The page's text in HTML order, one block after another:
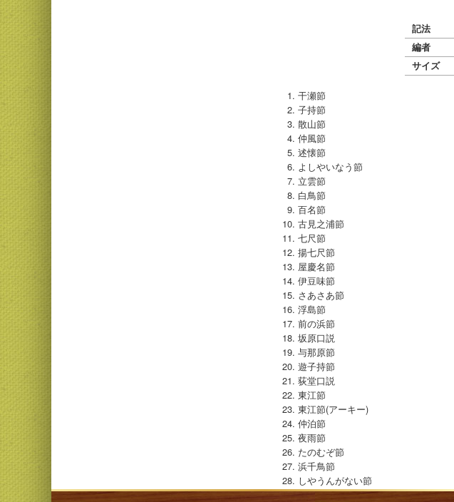
記法
編者
サイズ
干瀬節
子持節
散山節
仲風節
述懐節
よしやいなう節
立雲節
白鳥節
百名節
古見之浦節
七尺節
揚七尺節
屋慶名節
伊豆味節
さあさあ節
浮島節
前の浜節
坂原口説
与那原節
遊子持節
荻堂口説
東江節
東江節(アーキー)
仲泊節
夜雨節
たのむぞ節
浜千鳥節
しやうんがない節